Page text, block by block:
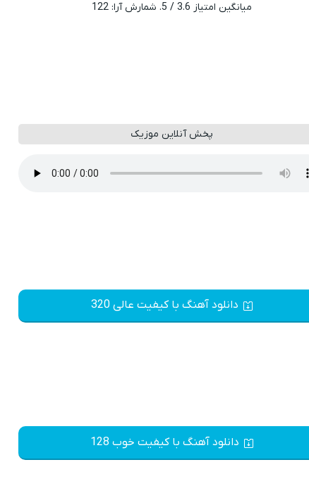
میانگین امتیاز 3.6/ 5. شمارش آرا: 122
پخش آنلاین موزیک
دانلود آهنگ با کیفیت عالی 320
دانلود آهنگ با کیفیت خوب 128